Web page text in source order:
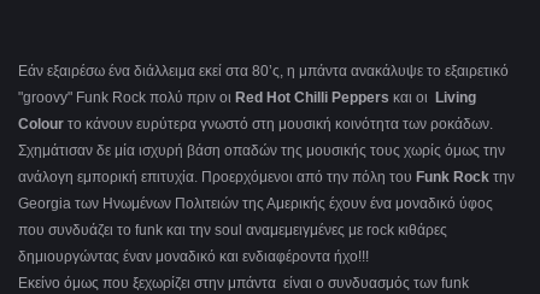
Εάν εξαιρέσω ένα διάλλειμα εκεί στα 80’ς, η μπάντα ανακάλυψε το εξαιρετικό
"groovy" Funk Rock πολύ πριν οι Red Hot Chilli Peppers και οι
Living
Colour το κάνουν ευρύτερα γνωστό στη μουσική κοινότητα των ροκάδων.
Σχημάτισαν δε μία ισχυρή βάση οπαδών της μουσικής τους χωρίς όμως την
ανάλογη εμπορική επιτυχία. Προερχόμενοι από την πόλη του Funk Rock την
Georgia των Ηνωμένων Πολιτειών της Αμερικής έχουν ένα μοναδικό ύφος
που συνδυάζει το funk και την soul αναμεμειγμένες με rock κιθάρες
δημιουργώντας έναν μοναδικό και ενδιαφέροντα ήχο!!!
Εκείνο όμως που ξεχωρίζει στην μπάντα είναι ο συνδυασμός των funk